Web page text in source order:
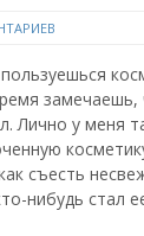
замечаешь,
Лично у меня
съесть
нибудь стал